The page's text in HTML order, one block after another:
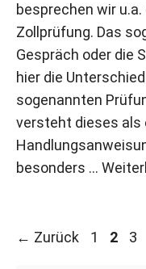
besprechen wir
Zollprüfung. Das
Gespräch oder die
hier die
sogenannten
versteht dieses als
besonders …
← Zurück Seite
1 Seite
2 3